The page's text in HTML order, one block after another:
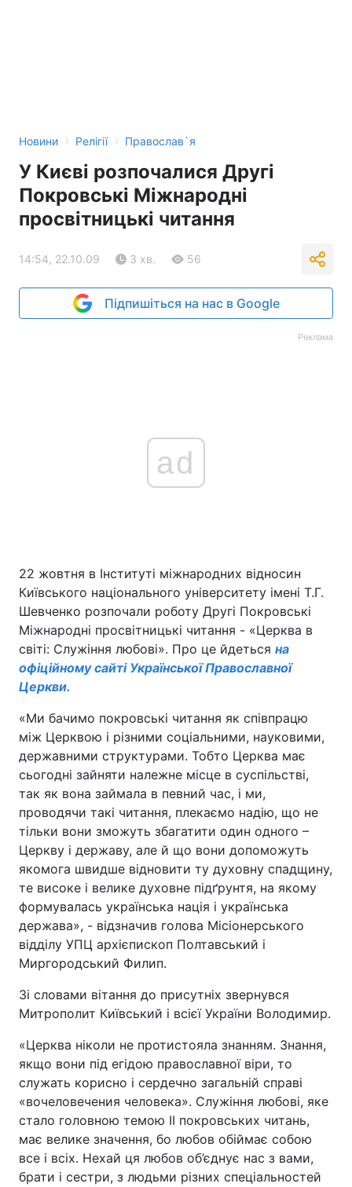
Новини › Релігії › Православ`я
У Києві розпочалися Другі
Покровські Міжнародні
просвітницькі читання
14:54, 22.10.09 3 хв. 56
Підпишіться на нас в Google
Реклама
ad
22 жовтня в Інституті міжнародних відносин
Київського національного університету імені Т.Г.
Шевченко розпочали роботу Другі Покровські
Міжнародні просвітницькі читання - «Церква в
світі: Служіння любові». Про це йдеться на
офіційному сайті Української Православної
Церкви.
«Ми бачимо покровські читання як співпрацю
між Церквою і різними соціальними, науковими,
державними структурами. Тобто Церква має
сьогодні зайняти належне місце в суспільстві,
так як вона займала в певний час, і ми,
проводячи такі читання, плекаємо надію, що не
тільки вони зможуть збагатити один одного –
Церкву і державу, але й що вони допоможуть
якомога швидше відновити ту духовну спадщину,
те високе і велике духовне підґрунтя, на якому
формувалась українська нація і українська
держава», - відзначив голова Місіонерського
відділу УПЦ архієпископ Полтавський і
Миргородський Филип.
Зі словами вітання до присутніх звернувся
Митрополит Київський і всієї України Володимир.
«Церква ніколи не протистояла знанням. Знання,
якщо вони під егідою православної віри, то
служать корисно і сердечно загальній справі
«вочеловечения человека». Служіння любові, яке
стало головною темою ІІ покровських читань,
має велике значення, бо любов обіймає собою
все і всіх. Нехай ця любов об’єднує нас з вами,
брати і сестри, з людьми різних спеціальностей